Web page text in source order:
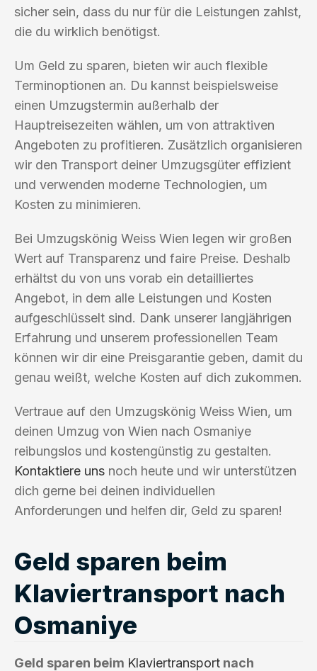
sicher sein, dass du nur für die Leistungen zahlst,
die du wirklich benötigst.
Um Geld zu sparen, bieten wir auch flexible
Terminoptionen an. Du kannst beispielsweise
einen Umzugstermin außerhalb der
Hauptreisezeiten wählen, um von attraktiven
Angeboten zu profitieren. Zusätzlich organisieren
wir den Transport deiner Umzugsgüter effizient
und verwenden moderne Technologien, um
Kosten zu minimieren.
Bei Umzugskönig Weiss Wien legen wir großen
Wert auf Transparenz und faire Preise. Deshalb
erhältst du von uns vorab ein detailliertes
Angebot, in dem alle Leistungen und Kosten
aufgeschlüsselt sind. Dank unserer langjährigen
Erfahrung und unserem professionellen Team
können wir dir eine Preisgarantie geben, damit du
genau weißt, welche Kosten auf dich zukommen.
Vertraue auf den Umzugskönig Weiss Wien, um
deinen Umzug von Wien nach Osmaniye
reibungslos und kostengünstig zu gestalten.
Kontaktiere uns noch heute und wir unterstützen
dich gerne bei deinen individuellen
Anforderungen und helfen dir, Geld zu sparen!
Geld sparen beim
Klaviertransport nach
Osmaniye
Geld sparen beim Klaviertransport nach